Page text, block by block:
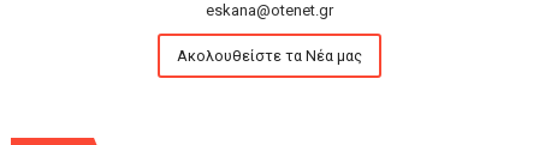
eskana@otenet.gr
Ακολουθείστε τα Νέα μας